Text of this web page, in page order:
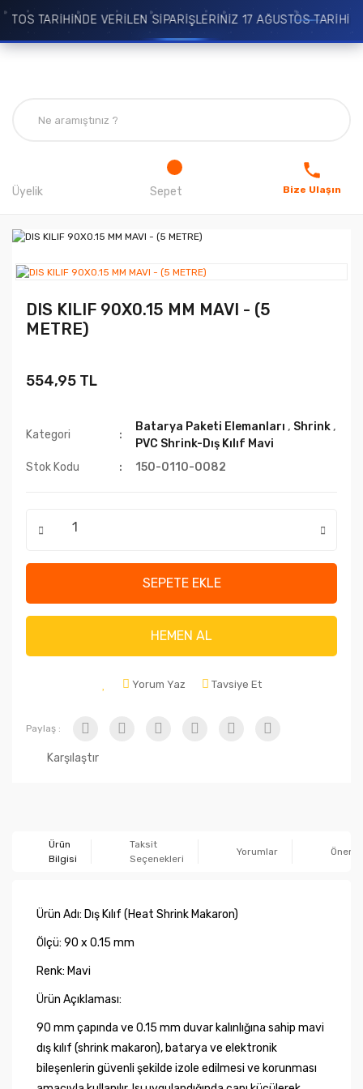
TARİHİNDE VERİLEN SİPARİŞLERİNİZ 17 AĞUSTOS
Üyelik Sepet Bize Ulaşın
DIS KILIF 90X0.15 MM MAVI - (5
METRE)
554,95 TL
Kategori
Batarya Paketi Elemanları , Shrink,
PVC Shrink-Dış Kılıf Mavi
Stok Kodu
150-0110-0082
SEPETE EKLE
HEMEN AL
Yorum Yaz Tavsiye Et
Paylaş :
Karşılaştır
Ürün
Bilgisi
Taksit
Seçenekleri
Yorumlar
Ürün Adı: Dış Kılıf (Heat Shrink Makaron)
Ölçü: 90 x 0.15 mm
Renk: Mavi
Ürün Açıklaması:
90 mm çapında ve 0.15 mm duvar kalınlığına sahip mavi
dış kılıf (shrink makaron), batarya ve elektronik
bileşenlerin güvenli şekilde izole edilmesi ve korunması